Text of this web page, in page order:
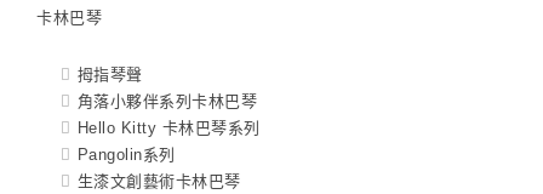
卡林巴琴
拇指琴聲
角落小夥伴系列卡林巴琴
Hello Kitty 卡林巴琴系列
Pangolin系列
生漆文創藝術卡林巴琴